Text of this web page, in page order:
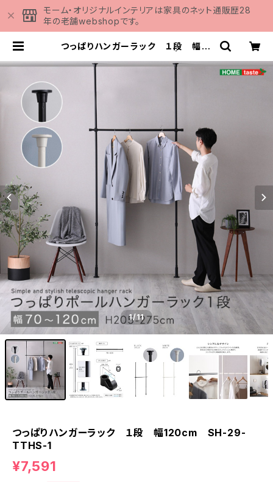
モーム・オリジナルインテリアは家具のネット通販歴28
年の老舗webshopです。
つっぱりハンガーラック １段 幅12
通販専門店 MOMU
1/11
つっぱりハンガーラック １段 幅120cm SH-29-
TTHS-1
¥7,591